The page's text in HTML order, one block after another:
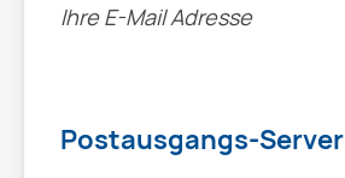
Ihre E-Mail Adresse
Postausgangs-Server